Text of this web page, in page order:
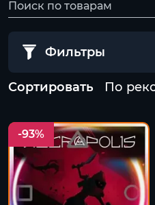
Фильтры
Сортировать По
-93%